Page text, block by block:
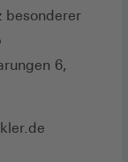
besonderer
6,